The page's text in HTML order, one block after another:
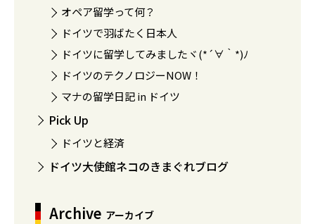
オペア留学って何？
ドイツで羽ばたく日本人
ドイツに留学してみましたヾ(*´∀｀*)ﾉ
ドイツのテクノロジーNOW！
マナの留学日記 in ドイツ
Pick Up
ドイツと経済
ドイツ大使館ネコのきまぐれブログ
Archive アーカイブ